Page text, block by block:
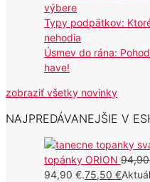
výbere
Typy podpätkov:
nehodia
Úsmev do rána:
have!
zobraziť všetky novinky
NAJPREDÁVANEJŠIE V
topánky ORION
94,90 €.75,50 €